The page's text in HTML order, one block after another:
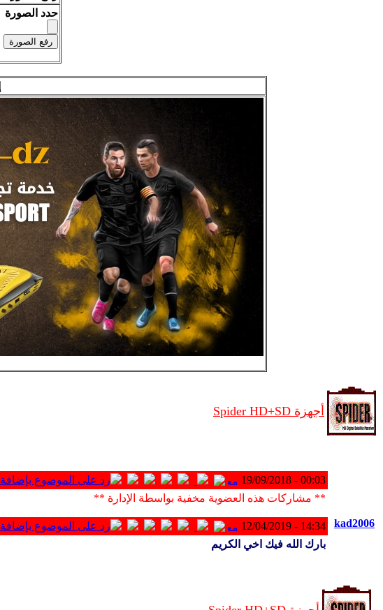
حدد الصورة
أجهزة Spider HD+SD
00:03 - 19/09/2018
** مشاركات هذه العضوية مخفية بواسطة الإدارة **
kad2006
14:34 - 12/04/2019
بارك الله فيك اخي الكريم